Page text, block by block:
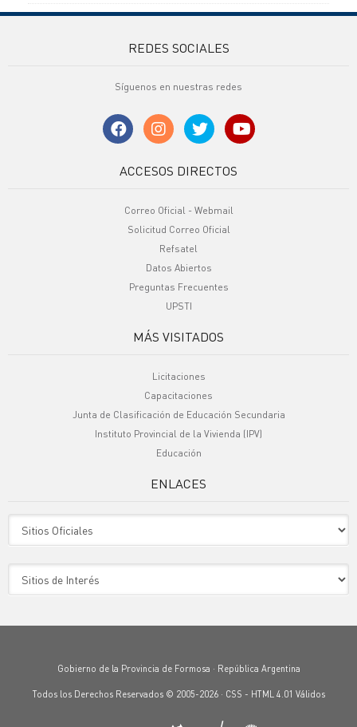
REDES SOCIALES
Síguenos en nuestras redes
ACCESOS DIRECTOS
Correo Oficial - Webmail
Solicitud Correo Oficial
Refsatel
Datos Abiertos
Preguntas Frecuentes
UPSTI
MÁS VISITADOS
Licitaciones
Capacitaciones
Junta de Clasificación de Educación Secundaria
Instituto Provincial de la Vivienda (IPV)
Educación
ENLACES
Gobierno de la Provincia de Formosa · República Argentina
Todos los Derechos Reservados © 2005-2026 · CSS - HTML 4.01 Válidos